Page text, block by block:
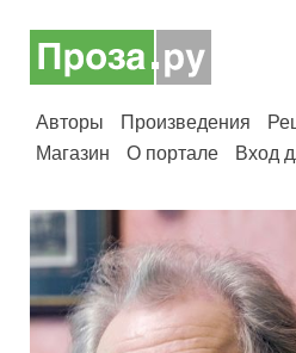
Авторы Произведения
Магазин
О портале Вход